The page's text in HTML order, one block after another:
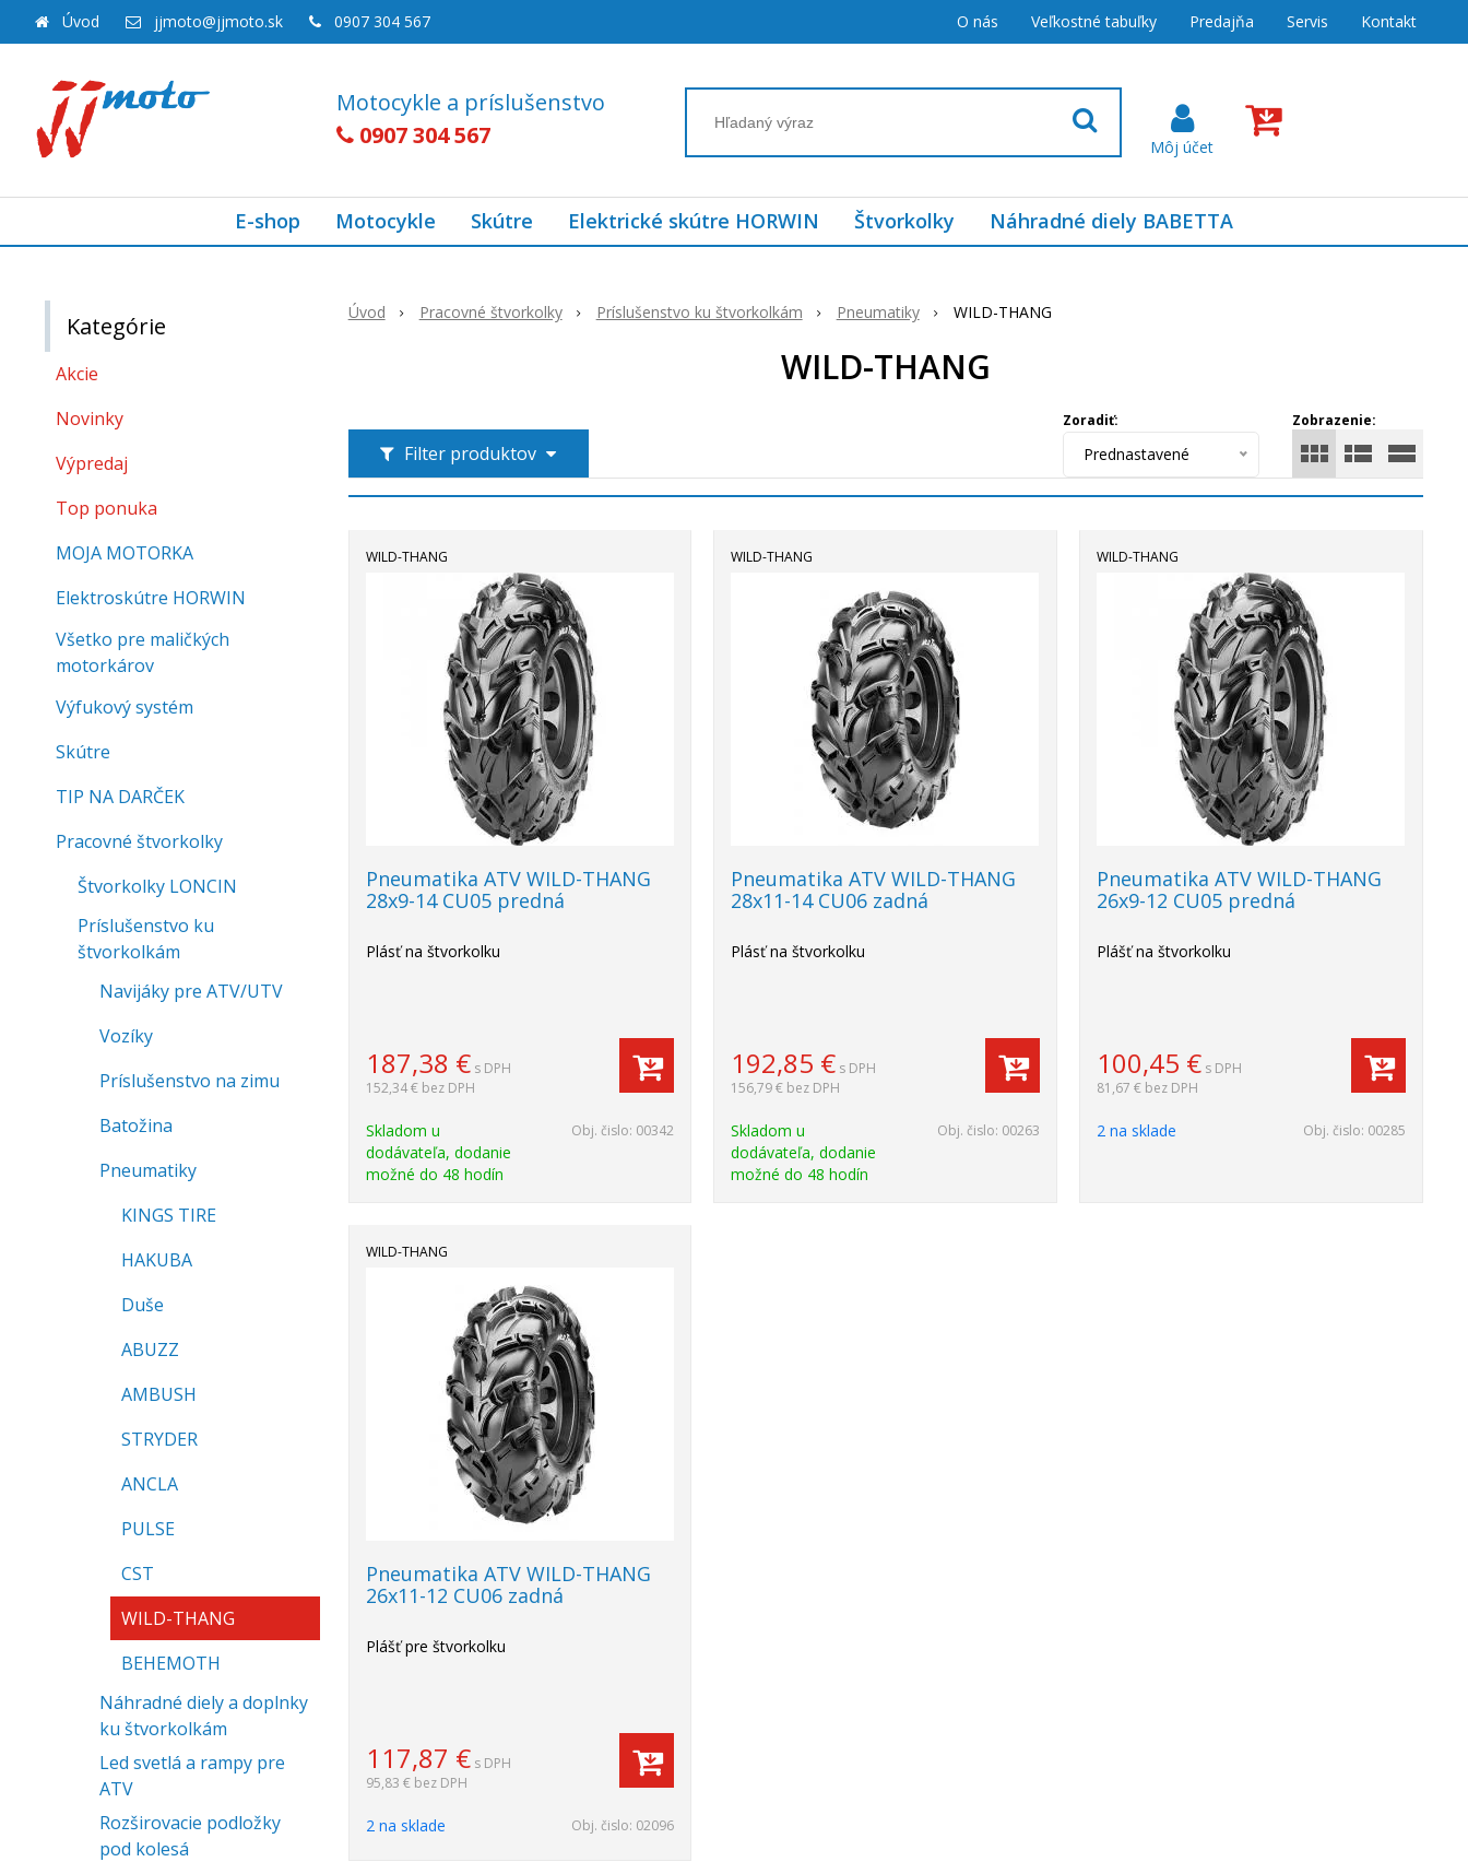
Motocykle a príslušenstvo
0907 304 567
Úvod jjmoto@jjmoto.sk 0907 304 567 O nás Veľkostné tabuľky Predajňa Servis Kontakt
E-shop Motocykle Skútre Elektrické skútre HORWIN Štvorkolky Náhradné diely BABETTA
Úvod Pracovné štvorkolky Príslušenstvo ku štvorkolkám Pneumatiky WILD-THANG
WILD-THANG
Filter produktov
Zobrazenie:
Zoradiť:
Prednastavené
WILD-THANG
Pneumatika ATV WILD-THANG
28x9-14 CU05 predná
Plásť na štvorkolku
187,38 € s DPH
152,34 € bez DPH
Skladom u
dodávateľa, dodanie
možné do 48 hodín
Obj. čislo: 00342
WILD-THANG
Pneumatika ATV WILD-THANG
28x11-14 CU06 zadná
Plásť na štvorkolku
192,85 € s DPH
156,79 € bez DPH
Skladom u
dodávateľa, dodanie
možné do 48 hodín
Obj. čislo: 00263
WILD-THANG
Pneumatika ATV WILD-THANG
26x9-12 CU05 predná
Plášť na štvorkolku
100,45 € s DPH
81,67 € bez DPH
2 na sklade Obj. čislo: 00285
WILD-THANG
Pneumatika ATV WILD-THANG
26x11-12 CU06 zadná
Plášť pre štvorkolku
117,87 € s DPH
95,83 € bez DPH
2 na sklade Obj. čislo: 02096
Kategórie
Akcie
Novinky
Výpredaj
Top ponuka
MOJA MOTORKA
Elektroskútre HORWIN
Všetko pre maličkých
motorkárov
Výfukový systém
Skútre
TIP NA DARČEK
Pracovné štvorkolky
Štvorkolky LONCIN
Príslušenstvo ku
štvorkolkám
Navijáky pre ATV/UTV
Vozíky
Príslušenstvo na zimu
Batožina
Pneumatiky
KINGS TIRE
HAKUBA
Duše
ABUZZ
AMBUSH
STRYDER
ANCLA
PULSE
CST
WILD-THANG
BEHEMOTH
Náhradné diely a doplnky
ku štvorkolkám
Led svetlá a rampy pre
ATV
Rozširovacie podložky
pod kolesá